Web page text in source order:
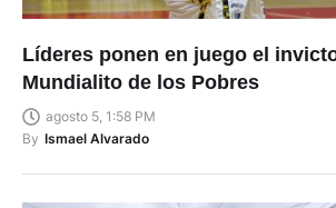
Líderes ponen en juego el
Mundialito de los Pobres
agosto 5, 1:58 PM
By Ismael Alvarado